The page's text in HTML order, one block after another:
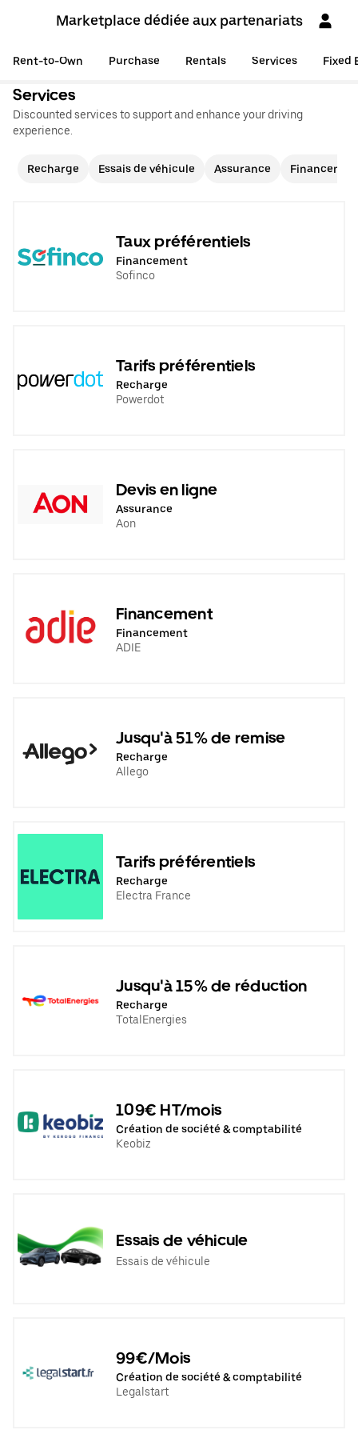
Marketplace dédiée aux partenariats
Rent-to-Own Purchase Rentals Services Fixed
Services
Discounted services to support and enhance your driving
experience.
Recharge Essais de véhicule Assurance
Taux préférentiels
Financement
Sofinco
Tarifs préférentiels
Recharge
Powerdot
Devis en ligne
Assurance
Aon
Financement
Financement
ADIE
Jusqu'à 51% de remise
Recharge
Allego
Tarifs préférentiels
Recharge
Electra France
Jusqu'à 15% de réduction
Recharge
TotalEnergies
109€ HT/mois
Création de société & comptabilité
Keobiz
Essais de véhicule
Essais de véhicule
99€/Mois
Création de société & comptabilité
Legalstart